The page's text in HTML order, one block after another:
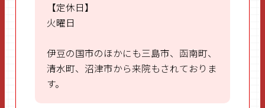
【定休日】
火曜日
伊豆の国市のほかにも三島市、函南町、
清水町、沼津市から来院もされておりま
す。